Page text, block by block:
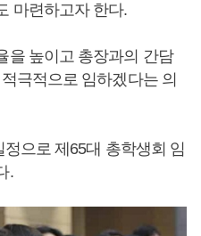
마련하고자 한다.
을 높이고 총장과의 간담
극적으로 임하겠다는 의
으로 제65대 총학생회 임
.